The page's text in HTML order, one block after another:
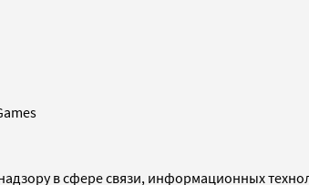
в сфере связи, информационных